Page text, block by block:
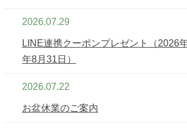
2026.07.29
LINE連携クーポンプレゼント（2026
年8月31日）
2026.07.22
お盆休業のご案内